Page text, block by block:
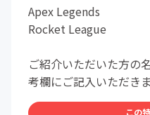
Apex Legends
Rocket League
ご紹介いただいた方の
考欄にご記入いただき
この